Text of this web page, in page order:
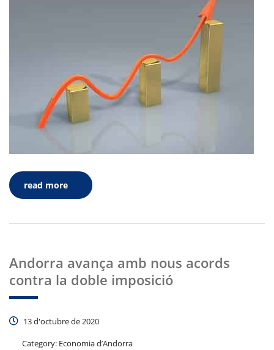
read more
Andorra avança amb nous acords
contra la doble imposició
13 d'octubre de 2020
Category: Economia d’Andorra